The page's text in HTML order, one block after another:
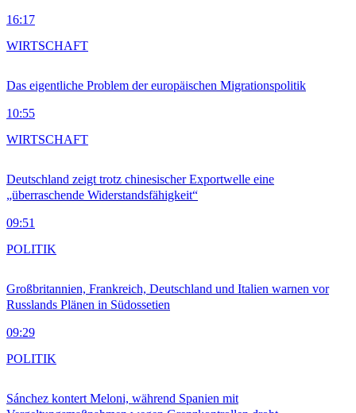
16:17
Das eigentliche Problem der europäischen Migrationspolitik
10:55
WIRTSCHAFT
Deutschland zeigt trotz chinesischer Exportwelle eine
„überraschende Widerstandsfähigkeit“
09:51
WIRTSCHAFT
Großbritannien, Frankreich, Deutschland und Italien warnen vor
Russlands Plänen in Südossetien
09:29
POLITIK
Sánchez kontert Meloni, während Spanien mit
POLITIK